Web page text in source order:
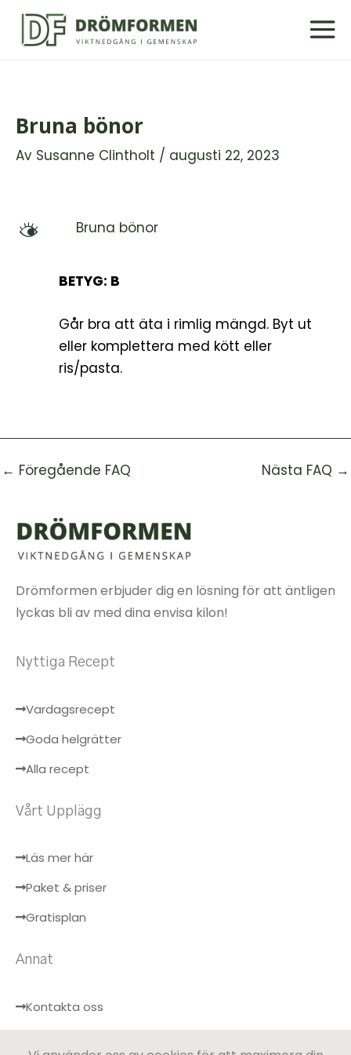
Hoppa
Bruna bönor
Av Susanne Clintholt / augusti 22, 2023
M Bruna bönor
BETYG: B
Går bra att äta i rimlig mängd. Byt ut
eller komplettera med kött eller
ris/pasta.
← Föregående FAQ Nästa FAQ →
Drömformen erbjuder dig en lösning för att äntligen
lyckas bli av med dina envisa kilon!
Nyttiga Recept
Vardagsrecept
Goda helgrätter
Alla recept
Vårt Upplägg
Läs mer här
Paket & priser
Gratisplan
Annat
Kontakta oss